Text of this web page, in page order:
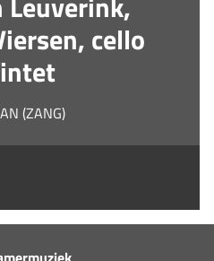
cello
(ZANG)